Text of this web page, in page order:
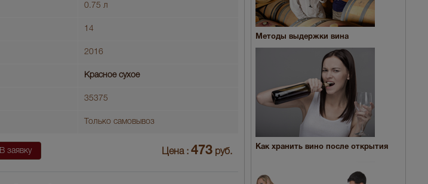
0.75 л
14
2016
Красное сухое
35375
Только самовывоз
В заявку Цена : 473 руб.
Методы выдержки вина
Как хранить вино после открытия